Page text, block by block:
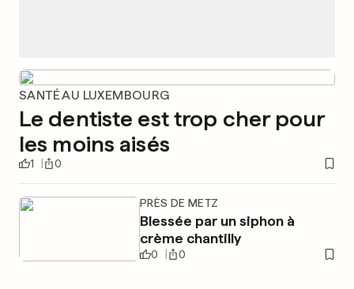
SANTÉ AU LUXEMBOURG
Le dentiste est trop cher pour
les moins aisés
1 0
PRÈS DE METZ
Blessée par un siphon à
crème chantilly
0 0